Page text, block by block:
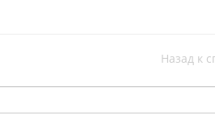
Назад к